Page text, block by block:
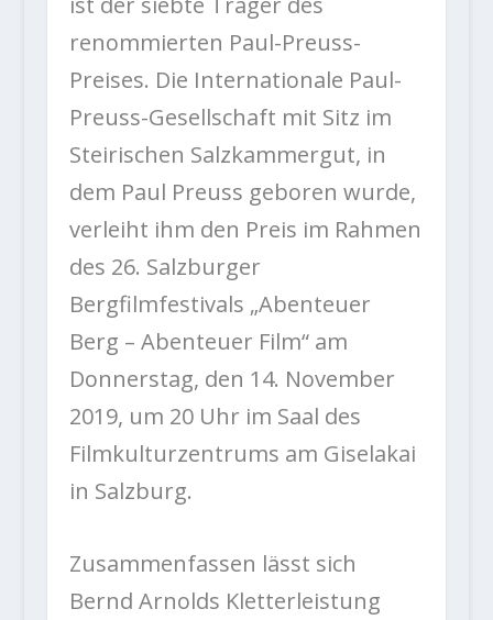
renommierten Paul-Preuss-
Preises. Die Internationale Paul-
Preuss-Gesellschaft mit Sitz im
Steirischen Salzkammergut, in
dem Paul Preuss geboren wurde,
verleiht ihm den Preis im Rahmen
des 26. Salzburger
Bergfilmfestivals „Abenteuer
Berg – Abenteuer Film“ am
Donnerstag, den 14. November
2019, um 20 Uhr im Saal des
Filmkulturzentrums am Giselakai
in Salzburg.
Zusammenfassen lässt sich
Bernd Arnolds Kletterleistung